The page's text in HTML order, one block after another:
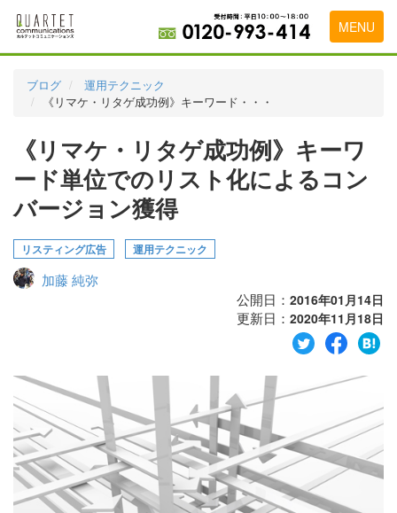
MENU
料金表
実績・お客様の声
初めて導入をお考えの方
代理店の乗り換えをお考えの方
広告代理店・HP制作会社様へ
お申し込みから運用開始までの流れ
ブログ
運用テクニック
《リマケ・リタゲ成功例》キーワード・・・
《リマケ・リタゲ成功例》キーワ
ード単位でのリスト化によるコン
バージョン獲得
リスティング広告 運用テクニック
加藤 純弥
公開日： 2016年01月14日
更新日： 2020年11月18日